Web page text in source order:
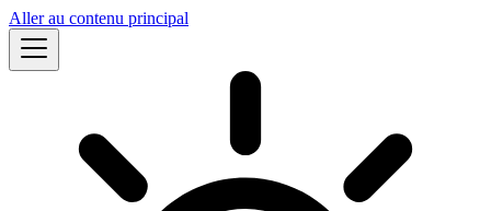
Aller au contenu principal